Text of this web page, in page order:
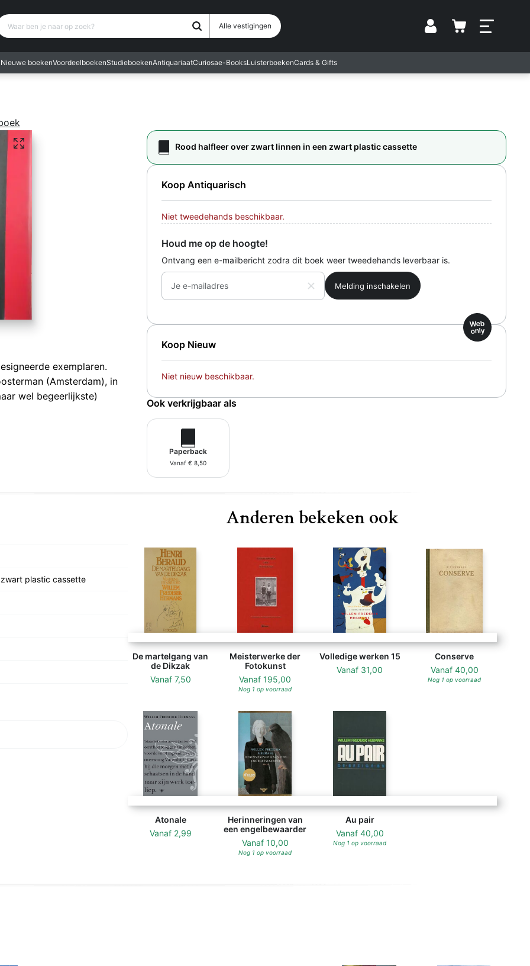
Alle vestigingen Vestiging
ben je naar op zoek?
Nieuwe boekenVoordeelboekenStudieboekenAntiquariaatCuriosae-BooksLuisterboekenCards & Gifts
Rood halfleer over zwart linnen in een zwart plastic cassette
Koop Antiquarisch
Niet tweedehands beschikbaar.
Houd me op de hoogte!
Ontvang een e-mailbericht zodra dit boek weer tweedehands leverbaar is.
Je e-mailadres
Koop Nieuw
Web
only
Niet nieuw beschikbaar.
Ook verkrijgbaar als
Paperback
Vanaf € 8,50
exemplaren.
(Amsterdam), in
wel begeerlijkste)
Anderen bekeken ook
De martelgang van
de Dikzak
Vanaf 7,50
Meisterwerke der
Fotokunst
Vanaf 195,00
Nog 1 op voorraad
Volledige werken 15
Vanaf 31,00
Conserve
Vanaf 40,00
Nog 1 op voorraad
Atonale
Vanaf 2,99
Herinneringen van
een engelbewaarder
Vanaf 10,00
Nog 1 op voorraad
Au pair
Vanaf 40,00
Nog 1 op voorraad
plastic cassette